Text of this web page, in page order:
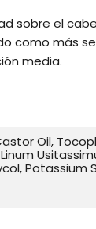
sobre el
como más
media.
Oil,
Potassium